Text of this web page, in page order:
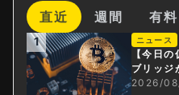
直近 週間 有料
1 ニュース
【今日
ブリッジ
資産・ス
2026/